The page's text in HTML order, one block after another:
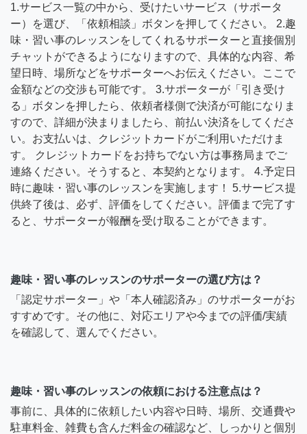
1.サービス一覧の中から、受けたいサービス（サポータ
ー）を選び、「依頼相談」ボタンを押してください。 2.趣
味・習い事のレッスンをしてくれるサポーターと直接個別
チャットができるようになりますので、具体的な内容、希
望日時、場所などをサポーターへお伝えください。ここで
金額などの交渉も可能です。 3.サポーターが「引き受け
る」ボタンを押したら、依頼者様側で決済が可能になりま
すので、詳細が決まりましたら、前払い決済をしてくださ
い。お支払いは、クレジットカードがご利用いただけま
す。 クレジットカードをお持ちでない方は事務局までご
連絡ください。そうすると、本契約となります。 4.予定日
時に趣味・習い事のレッスンを実施します！ 5.サービス提
供終了後は、必ず、評価をしてください。評価まで完了す
ると、サポーターが報酬を受け取ることができます。
趣味・習い事のレッスンのサポーターの選び方は？
「認定サポーター」や「本人確認済み」のサポーターがお
すすめです。その他に、対応エリアや今までの評価/実績
を確認して、選んでください。
趣味・習い事のレッスンの依頼における注意点は？
事前に、具体的に依頼したい内容や日時、場所、交通費や
駐車料金、雑費も含んだ料金の確認など、しっかりと個別